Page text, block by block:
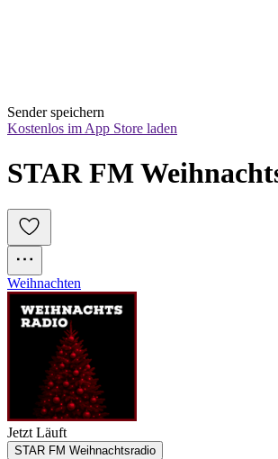
Sender speichern
Kostenlos im App Store laden
STAR FM
Weihnachten
Jetzt Läuft
STAR FM Weihnachtsradio